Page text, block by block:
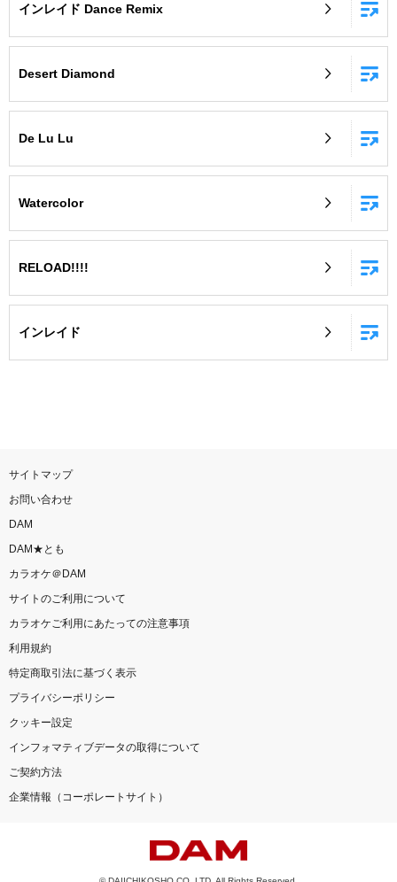
インレイド Dance Remix
Desert Diamond
De Lu Lu
Watercolor
RELOAD!!!!
インレイド
サイトマップ
お問い合わせ
DAM
DAM★とも
カラオケ＠DAM
サイトのご利用について
カラオケご利用にあたっての注意事項
利用規約
特定商取引法に基づく表示
プライバシーポリシー
クッキー設定
インフォマティブデータの取得について
ご契約方法
企業情報（コーポレートサイト）